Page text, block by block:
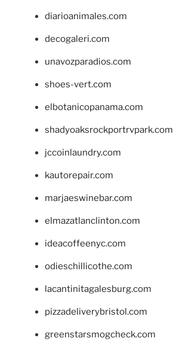
diarioanimales.com
decogaleri.com
unavozparadios.com
shoes-vert.com
elbotanicopanama.com
shadyoaksrockportrvpark.com
jccoinlaundry.com
kautorepair.com
marjaeswinebar.com
elmazatlanclinton.com
ideacoffeenyc.com
odieschillicothe.com
lacantinitagalesburg.com
pizzadeliverybristol.com
greenstarsmogcheck.com